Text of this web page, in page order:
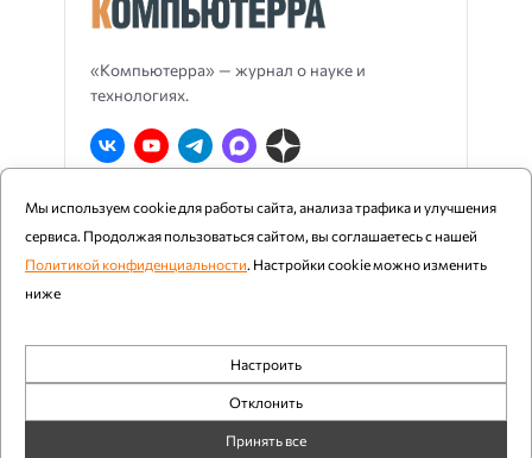
«Компьютерра» — журнал о науке и
технологиях.
О Компьютерре Блог издания
RSS
Реклама
Политика конфиденциальности
Компьютерра ©1997 - 2026
При цитировании и использовании любых материалов
ссылка на «Компьютерру» обязательна. Возрастное
ограничение: 12+.
Мы используем cookie для работы сайта, анализа трафика и улучшения
сервиса. Продолжая пользоваться сайтом, вы соглашаетесь с нашей
Политикой конфиденциальности. Настройки cookie можно изменить
ниже
Обязательные
Настроить
Отклонить
Принять все